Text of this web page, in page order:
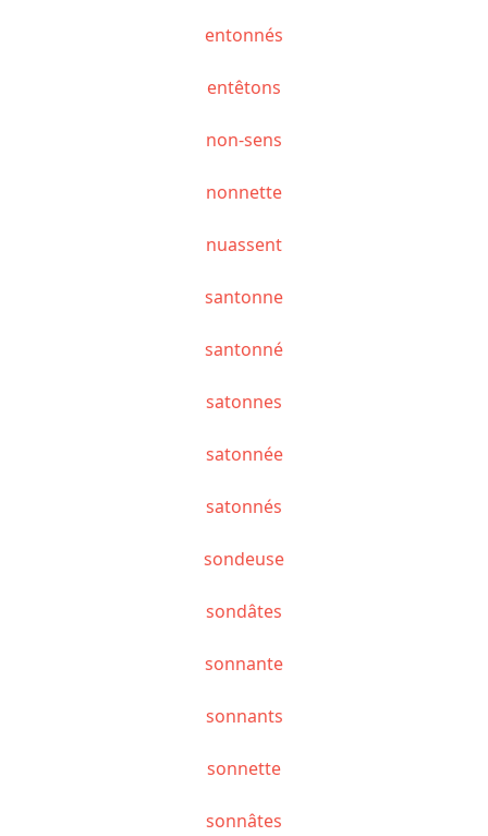
entonnés
entêtons
non-sens
nonnette
nuassent
santonne
santonné
satonnes
satonnée
satonnés
sondeuse
sondâtes
sonnante
sonnants
sonnette
sonnâtes